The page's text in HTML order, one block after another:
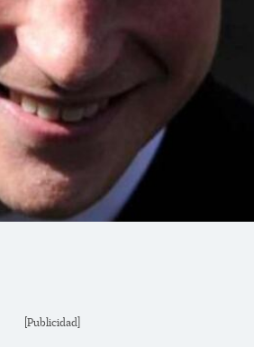
[Publicidad]